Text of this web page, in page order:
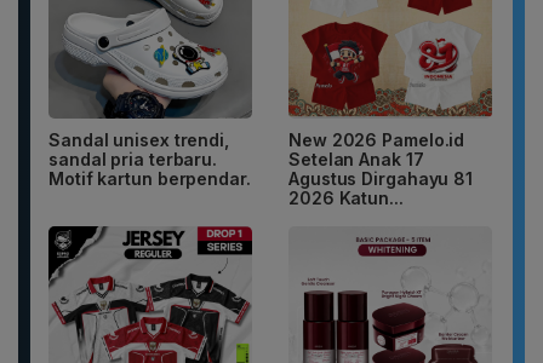
Sandal unisex trendi,
sandal pria terbaru.
Motif kartun berpendar.
New 2026 Pamelo.id
Setelan Anak 17
Agustus Dirgahayu 81
2026 Katun...